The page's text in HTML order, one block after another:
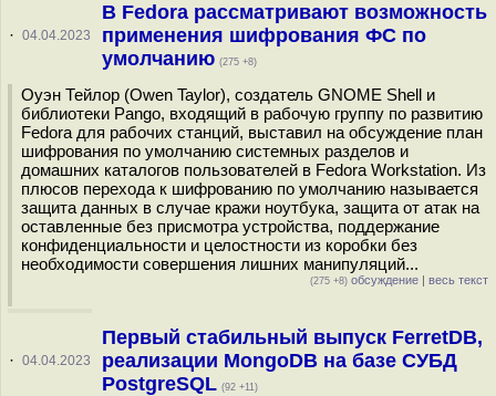
· 04.04.2023
В Fedora рассматривают возможность
применения шифрования ФС по
умолчанию (275 +8)
Оуэн Тейлор (Owen Taylor), создатель GNOME Shell и
библиотеки Pango, входящий в рабочую группу по развитию
Fedora для рабочих станций, выставил на обсуждение план
шифрования по умолчанию системных разделов и
домашних каталогов пользователей в Fedora Workstation. Из
плюсов перехода к шифрованию по умолчанию называется
защита данных в случае кражи ноутбука, защита от атак на
оставленные без присмотра устройства, поддержание
конфиденциальности и целостности из коробки без
необходимости совершения лишних манипуляций...
(275 +8) обсуждение | весь текст
· 04.04.2023
Первый стабильный выпуск FerretDB,
реализации MongoDB на базе СУБД
PostgreSQL (92 +11)